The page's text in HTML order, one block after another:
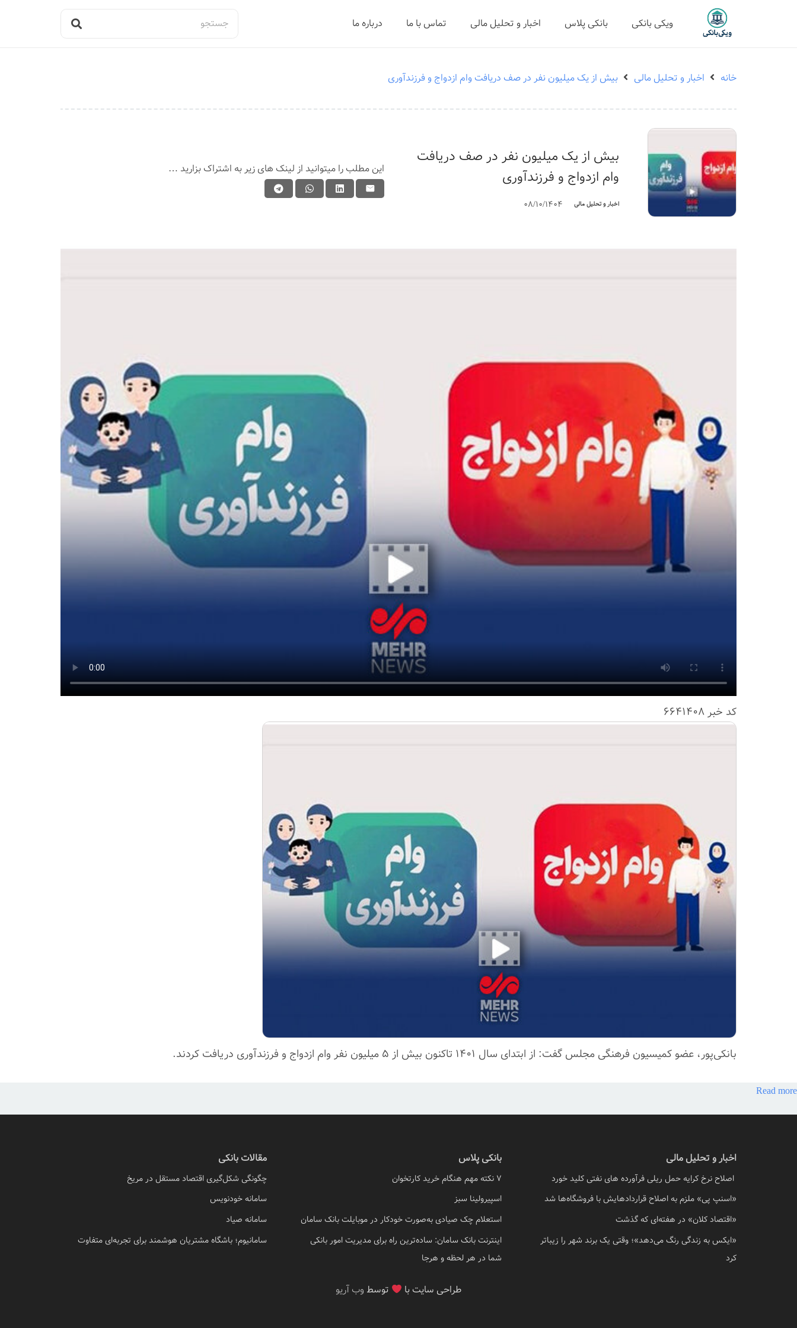
ویکی بانکی بانکی پلاس اخبار و تحلیل مالی تماس با ما درباره ما
خانه اخبار و تحلیل مالی بیش از یک میلیون نفر در صف دریافت وام ازدواج و فرزندآوری
بیش از یک میلیون نفر در صف دریافت
وام ازدواج و فرزندآوری
اخبار و تحلیل مالی 08/10/1404
این مطلب را میتوانید از لینک های زیر به اشتراک بزارید …
کد خبر6641408
بانکی‌پور، عضو کمیسیون فرهنگی مجلس گفت: از ابتدای سال ۱۴۰۱ تاکنون بیش از ۵ میلیون نفر وام ازدواج و فرزندآوری دریافت کردند.
Read more
اخبار و تحلیل مالی
اصلاح نرخ کرایه حمل ریلی فرآورده های نفتی کلید خورد
«اسنپ پی» ملزم به اصلاح قراردادهایش با فروشگاه‌ها شد
«اقتصاد کلان» در هفته‌ای که گذشت
«ایکس به زندگی رنگ می‌دهد»؛ وقتی یک برند شهر را زیباتر
کرد
بانکی پلاس
7 نکته مهم هنگام خرید کارتخوان
اسپیرولینا سبز
استعلام چک صیادی به‌صورت خودکار در موبایلت بانک سامان
اینترنت بانک سامان: ساده‌ترین راه برای مدیریت امور بانکی
شما در هر لحظه و هرجا
مقالات بانکی
چگونگی شکل‌گیری اقتصاد مستقل در مریخ
سامانه خودنویس
سامانه صیاد
سامانیوم؛ باشگاه مشتریان هوشمند برای تجربه‌ای متفاوت
طراحی سایت با توسط وب آریو